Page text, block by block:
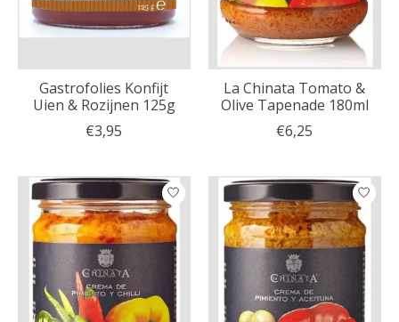
Gastrofolies Konfijt
Uien & Rozijnen 125g
€3,95
La Chinata Tomato &
Olive Tapenade 180ml
€6,25